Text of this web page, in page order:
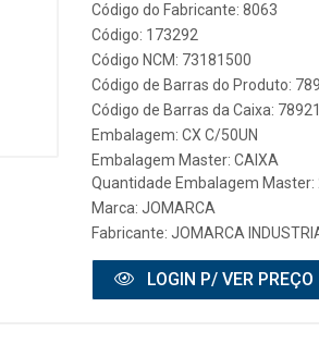
Código do Fabricante: 8063
Código: 173292
Código NCM: 73181500
Código de Barras do Produto:
Código de Barras da Caixa:
Embalagem: CX C/50UN
Embalagem Master: CAIXA
Quantidade Embalagem Master:
Marca: JOMARCA
Fabricante: JOMARCA
LOGIN P/ VER PREÇO